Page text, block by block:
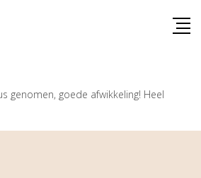
genomen, goede afwikkeling! Heel